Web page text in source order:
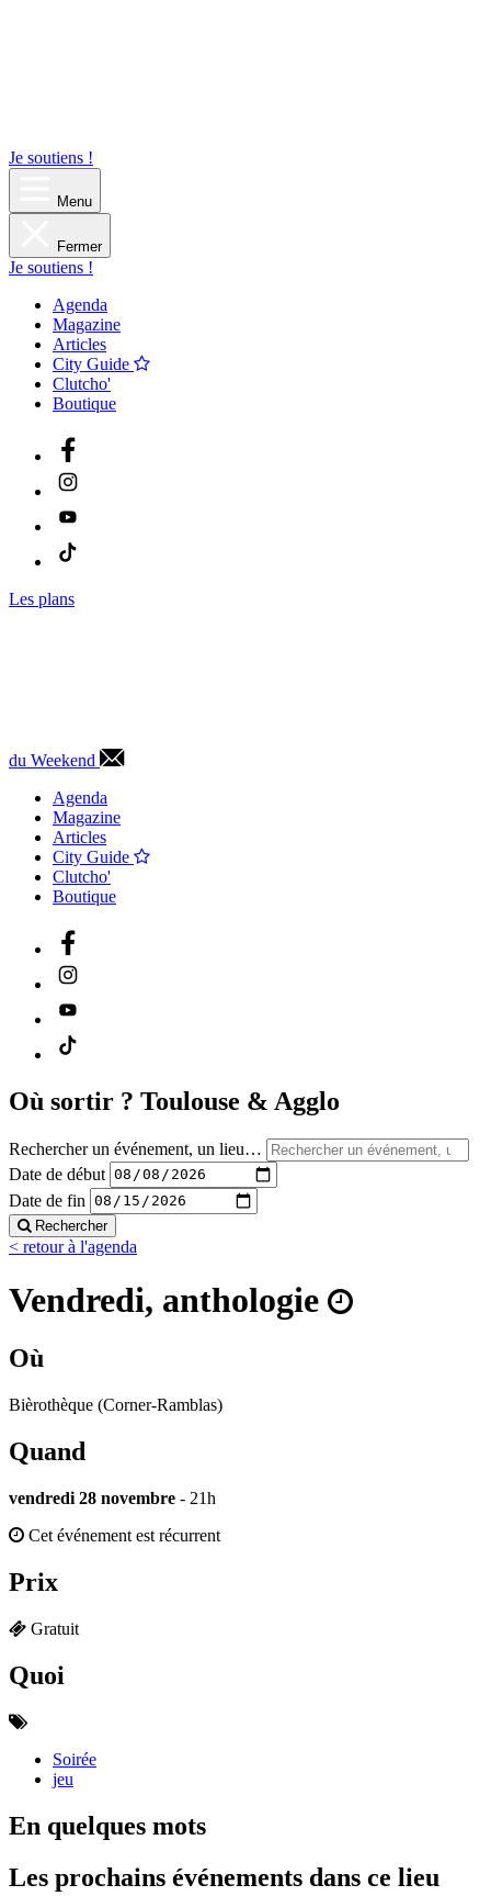
Je soutiens !
Menu
Fermer
Je soutiens !
Agenda
Magazine
Articles
City Guide
Clutcho'
Boutique
Les plans
du Weekend
Agenda
Magazine
Articles
City Guide
Clutcho'
Boutique
Où sortir ? Toulouse & Agglo
Rechercher un événement, un lieu…
Date de début
Date de fin
Rechercher
< retour à l'agenda
Vendredi, anthologie
Où
Bièrothèque (Corner-Ramblas)
Quand
vendredi 28 novembre - 21h
Cet événement est récurrent
Prix
Gratuit
Quoi
Soirée
jeu
En quelques mots
Les prochains événements dans ce lieu